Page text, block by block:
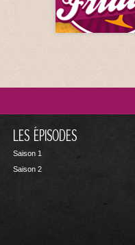
LES ÉPISODES
Saison 1
Saison 2